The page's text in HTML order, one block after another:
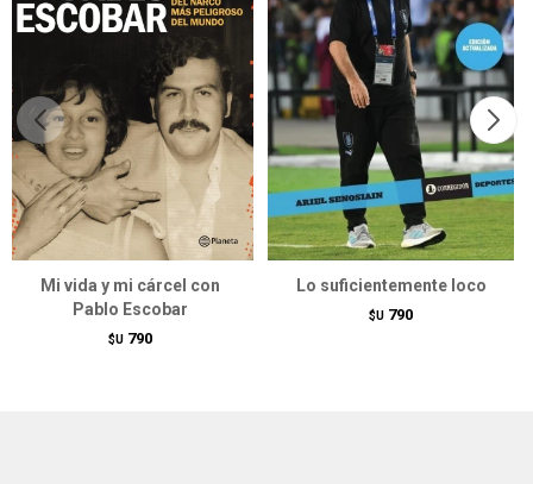
Mi vida y mi cárcel con
Pablo Escobar
$U 790
Lo suficientemente loco
$U 790